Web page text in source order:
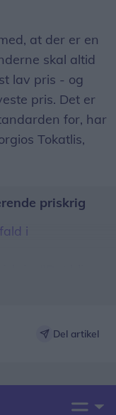
at der er en
skal altid
lav pris - og
pris. Det er
for, har
Tokatlis,
priskrig
i
"Det bliver
Del artikel